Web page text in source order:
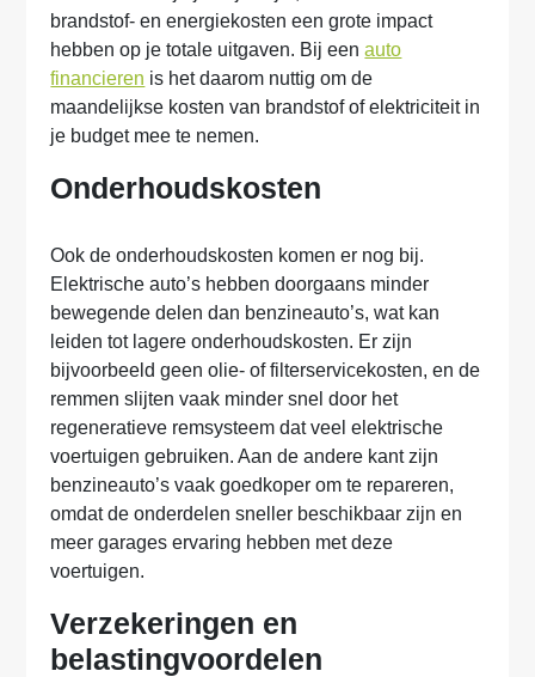
brandstof- en energiekosten een grote impact
hebben op je totale uitgaven. Bij eenauto
financieren is het daarom nuttig om de
maandelijkse kosten van brandstof of elektriciteit in
je budget mee te nemen.
Onderhoudskosten
Ook de onderhoudskosten komen er nog bij.
Elektrische auto’s hebben doorgaans minder
bewegende delen dan benzineauto’s, wat kan
leiden tot lagere onderhoudskosten. Er zijn
bijvoorbeeld geen olie- of filterservicekosten, en de
remmen slijten vaak minder snel door het
regeneratieve remsysteem dat veel elektrische
voertuigen gebruiken. Aan de andere kant zijn
benzineauto’s vaak goedkoper om te repareren,
omdat de onderdelen sneller beschikbaar zijn en
meer garages ervaring hebben met deze
voertuigen.
Verzekeringen en
belastingvoordelen